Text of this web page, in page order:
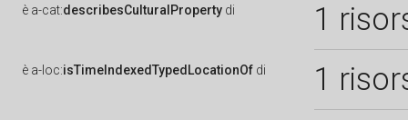
è a-cat:describesCulturalProperty di 1
è a-loc:isTimeIndexedTypedLocationOf di 1